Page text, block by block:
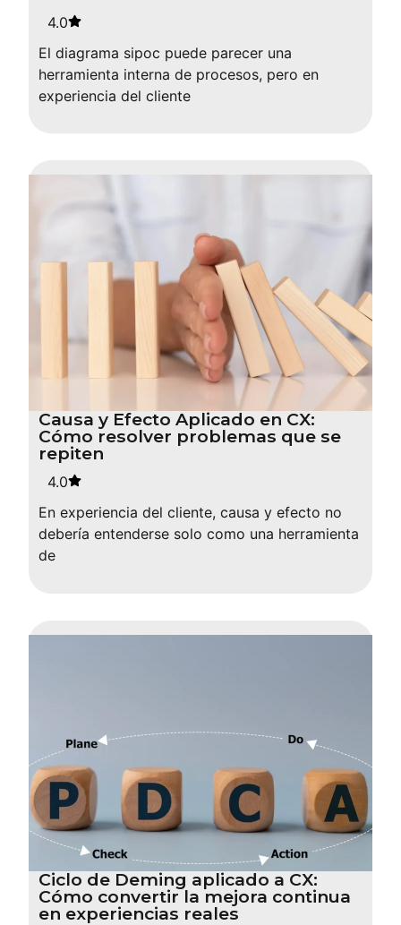
4.0
El diagrama sipoc puede parecer una
herramienta interna de procesos, pero en
experiencia del cliente
Causa y Efecto Aplicado en CX:
Cómo resolver problemas que se
repiten
4.0
En experiencia del cliente, causa y efecto no
debería entenderse solo como una herramienta
de
Ciclo de Deming aplicado a CX:
Cómo convertir la mejora continua
en experiencias reales